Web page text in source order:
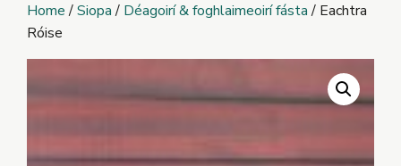
Home/Siopa/ Déagoirí & foghlaimeoirí fásta/ Eachtra
Róise